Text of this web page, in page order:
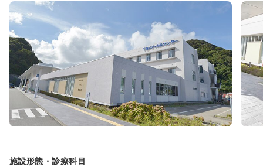
施設形態・診療科目